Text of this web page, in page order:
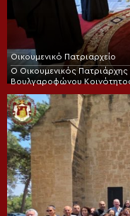
Οικουμενικό Πατριαρχείο
Ο Οικουμενικός Πατριάρχης
Βουλγαροφώνου